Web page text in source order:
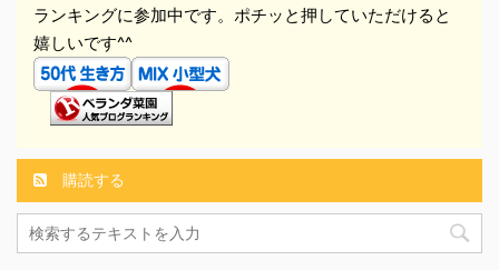
ランキングに参加中です。ポチッと押していただけると
嬉しいです^^
購読する